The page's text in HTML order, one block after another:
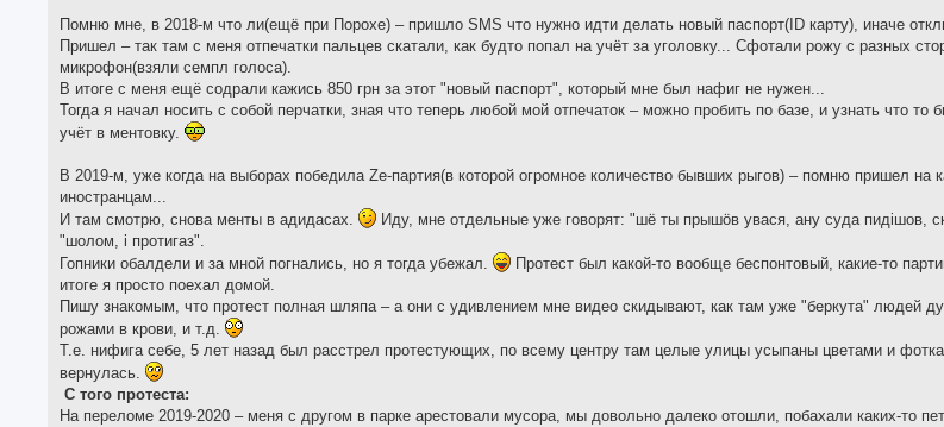
Помню мне, в 2018-м что ли(ещё при Порохе) – пришло SMS что нужно идти делать новый паспорт(ID карту), иначе
Пришел – так там с меня отпечатки пальцев скатали, как будто попал на учёт за уголовку... Сфотали рожу с разных
микрофон(взяли семпл голоса).
В итоге с меня ещё содрали кажись 850 грн за этот "новый паспорт", который мне был нафиг не нужен...
Тогда я начал носить с собой перчатки, зная что теперь любой мой отпечаток – можно пробить по базе, и узнать что
учёт в ментовку.
В 2019-м, уже когда на выборах победила Zе-партия(в которой огромное количество бывших рыгов) – помню пришел на
иностранцам...
И там смотрю, снова менты в адидасах.
Иду, мне отдельные уже говорят: "шё ты прышöв увася, ану суда пидiшов,
"шолом, i протигаз".
Гопники обалдели и за мной погнались, но я тогда убежал.
Протест был какой-то вообще беспонтовый, какие-то
итоге я просто поехал домой.
Пишу знакомым, что протест полная шляпа – а они с удивлением мне видео скидывают, как там уже "беркута" людей
рожами в крови, и т.д.
Т.е. нифига себе, 5 лет назад был расстрел протестующих, по всему центру там целые улицы усыпаны цветами и
вернулась.
С того протеста:
На переломе 2019-2020 – меня с другом в парке арестовали мусора, мы довольно далеко отошли, побахали каких-то